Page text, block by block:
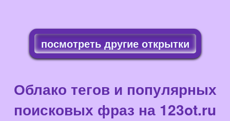
посмотреть другие открытки
Облако тегов и популярных
поисковых фраз на 123ot.ru